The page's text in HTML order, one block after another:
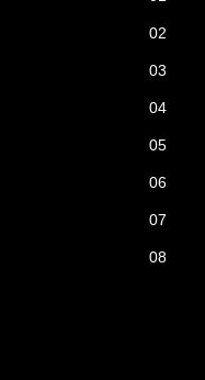
02
03
04
05
06
07
08